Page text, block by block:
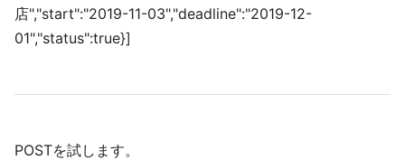
店","start":"2019-11-03","deadline":"2019-12-
01","status":true}]
POSTを試します。